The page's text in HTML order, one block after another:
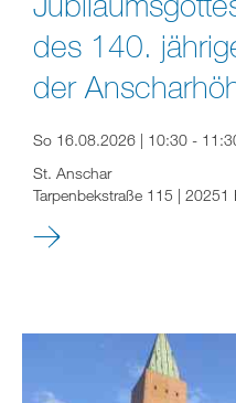
des 140.
der
So 16.08.2026 | 10:30 -
St. Anschar
Tarpenbekstraße 115 | 20251